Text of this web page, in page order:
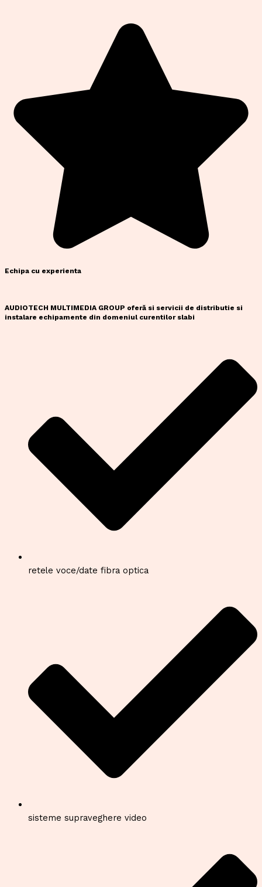
Echipa cu experienta
AUDIOTECH MULTIMEDIA GROUP oferă si servicii de distributie si
instalare echipamente din domeniul curentilor slabi
retele voce/date fibra optica
sisteme supraveghere video